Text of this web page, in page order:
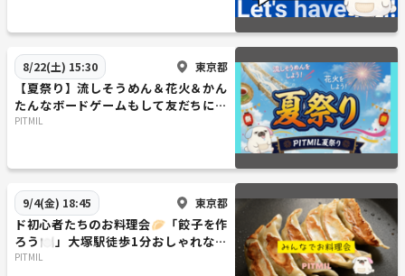
15:35~19:50
東京さくらトラム（都電荒川線）「 向原駅」 徒歩4分
東京メトロ丸ノ内線「新大塚駅」 徒歩7分
参加人数：15名予定
・マダミスを15回以上プレイしている人
・超ガチ勢NG
・論破好きNG
→やり込んでる人は未経験の作品ないかもしれないのでごめんなさい( ﾉ
Д`)ｼｸｼｸ…
8/22(土) 15:30 東京都
【夏祭り】流しそうめん＆花火＆かん
たんなボードゲームもして友だちにな
ろう
PITMIL
9/4(金) 18:45 東京都
ド初心者たちのお料理会🥟「餃子を作
ろう🍽️」大塚駅徒歩1分おしゃれなお
部屋『初参加大歓迎』
PITMIL